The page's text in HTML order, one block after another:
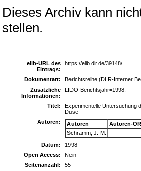
Dieses Archiv kann
stellen.
elib-URL des
Eintrags:
https://elib.dlr.de/39148/
Dokumentart:
Berichtsreihe (DLR-Interner
Zusätzliche
Informationen:
LIDO-Berichtsjahr=1998,
Titel:
Experimentelle Untersuchung
Düse
Autoren:
Autoren
Autoren-
Schramm, J.-M.
Datum:
1998
Open Access:
Nein
Seitenanzahl:
55